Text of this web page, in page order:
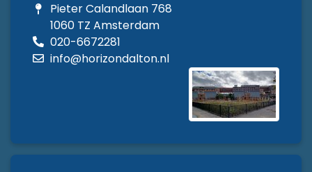
Pieter Calandlaan 768
1060 TZ Amsterdam
020-6672281
info@horizondalton.nl